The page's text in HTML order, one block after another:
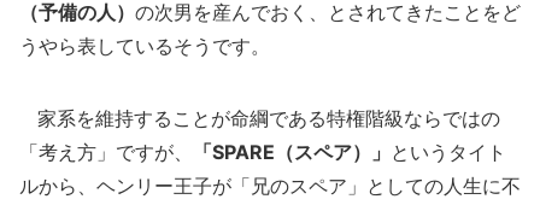
（予備の人） の次男を産んでおく、とされてきたことをど
うやら表しているそうです。
家系を維持することが命綱である特権階級ならではの
「考え方」ですが、
「SPARE（スペア）」 というタイト
ルから、ヘンリー王子が「兄のスペア」としての人生に不